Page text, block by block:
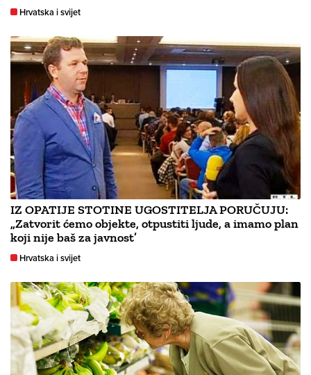
Hrvatska i svijet
IZ OPATIJE STOTINE UGOSTITELJA PORUČUJU:
„Zatvorit ćemo objekte, otpustiti ljude, a imamo plan
koji nije baš za javnost’
Hrvatska i svijet